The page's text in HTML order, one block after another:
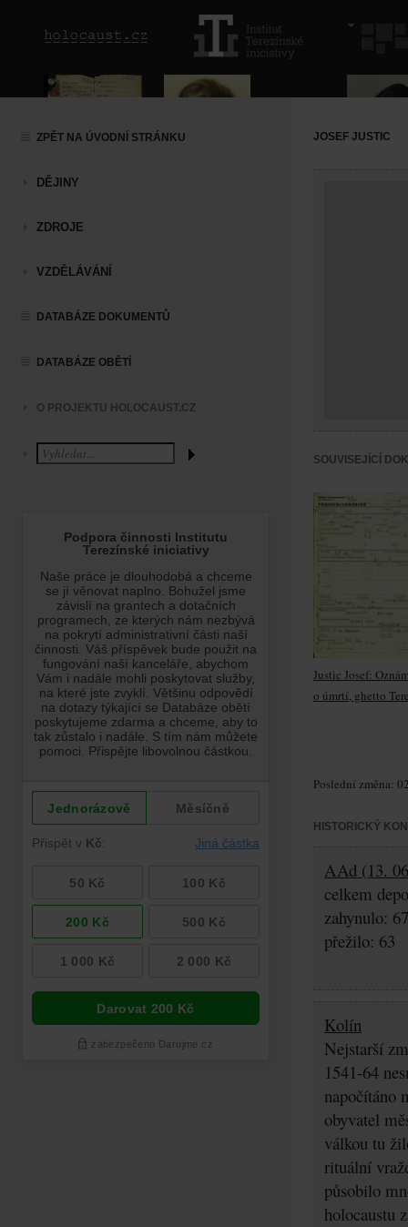
ZPĚT NA ÚVODNÍ STRÁNKU
DĚJINY
ZDROJE
VZDĚLÁVÁNÍ
DATABÁZE DOKUMENTŮ
DATABÁZE OBĚTÍ
O PROJEKTU HOLOCAUST.CZ
JOSEF JUSTIC
SOUVISEJÍCÍ
Justic Josef:
o úmrtí, ghetto
Poslední změna:
HISTORICKÝ
AAd (13.
celkem
zahynulo:
přežilo: 63
Kolín
Nejstarší
1541-64
napočítáno
obyvatel
válkou tu
rituální
působilo
holocaustu